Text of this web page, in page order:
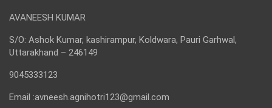
AVANEESH KUMAR
S/O: Ashok Kumar, kashirampur, Koldwara, Pauri Garhwal,
Uttarakhand – 246149
9045333123
Email :avneesh.agnihotri123@gmail.com